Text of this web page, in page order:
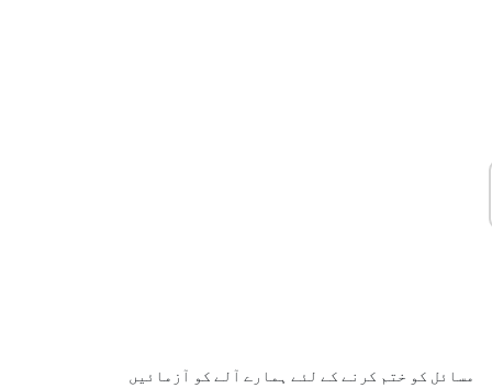
مسائل کو ختم کرنے کے لئے ہمارے آلے کو آزمائیں